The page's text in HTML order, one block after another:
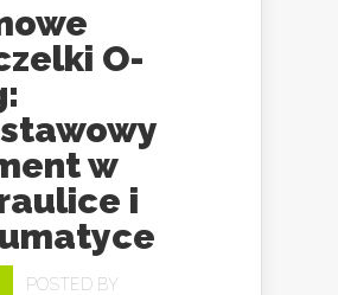
O-
w
i
POSTED BY